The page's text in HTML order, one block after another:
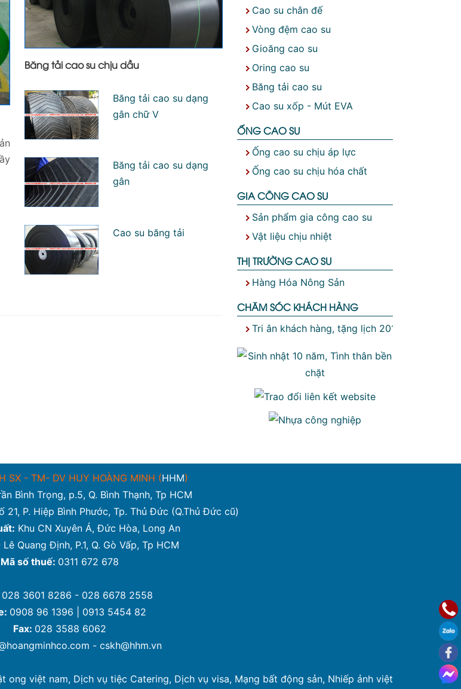
Băng tải cao su chịu dầu
Băng tải cao su dạng
gân chữ V
Băng tải cao su dạng
gân
Cao su băng tải
Cao su chân đế
Vòng đệm cao su
Gioăng cao su
Oring cao su
Băng tải cao su
Cao su xốp - Mút EVA
ỐNG CAO SU
Ống cao su chịu áp lực
Ống cao su chịu hóa chất
GIA CÔNG CAO SU
Sản phẩm gia công cao su
Vật liệu chịu nhiệt
THỊ TRƯỜNG CAO SU
Hàng Hóa Nông Sản
CHĂM SÓC KHÁCH HÀNG
Tri ân khách hàng, tặng lịch 2019
SX - TM- DV HUY HOÀNG MINH (HHM)
Bình Trọng, p.5, Q. Bình Thạnh, Tp HCM
21, P. Hiệp Bình Phước, Tp. Thủ Đức (Q.Thủ Đức cũ)
Khu CN Xuyên Á, Đức Hòa, Long An
Quang Định, P.1, Q. Gò Vấp, Tp HCM
Mã số thuế: 0311 672 678
028 3601 8286 - 028 6678 2558
0908 96 1396 | 0913 5454 82
Fax: 028 3588 6062
- cskh@hhm.vn
ong việt nam, Dịch vụ tiệc Catering, Dịch vụ visa, Mạng bất động sản, Nhiếp ảnh việt